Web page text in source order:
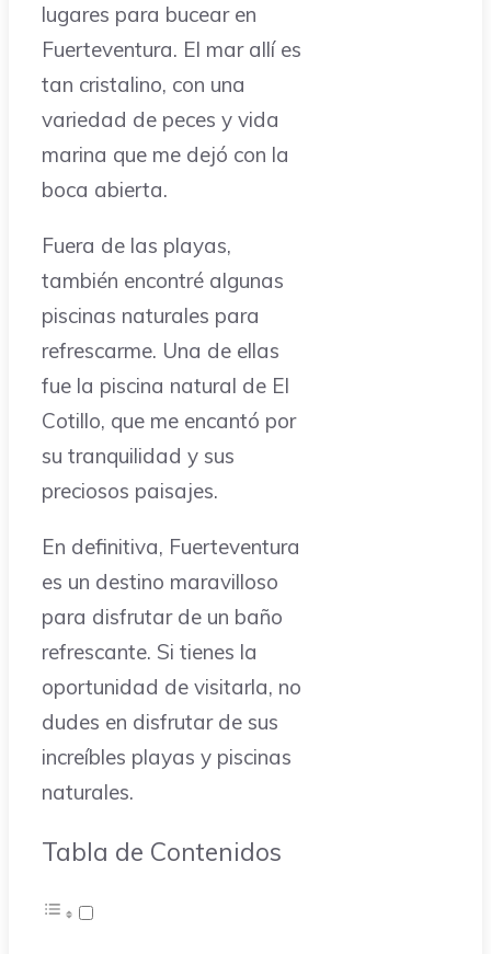
lugares para bucear en
Fuerteventura. El mar allí es
tan cristalino, con una
variedad de peces y vida
marina que me dejó con la
boca abierta.
Fuera de las playas,
también encontré algunas
piscinas naturales para
refrescarme. Una de ellas
fue la piscina natural de El
Cotillo, que me encantó por
su tranquilidad y sus
preciosos paisajes.
En definitiva, Fuerteventura
es un destino maravilloso
para disfrutar de un baño
refrescante. Si tienes la
oportunidad de visitarla, no
dudes en disfrutar de sus
increíbles playas y piscinas
naturales.
Tabla de Contenidos